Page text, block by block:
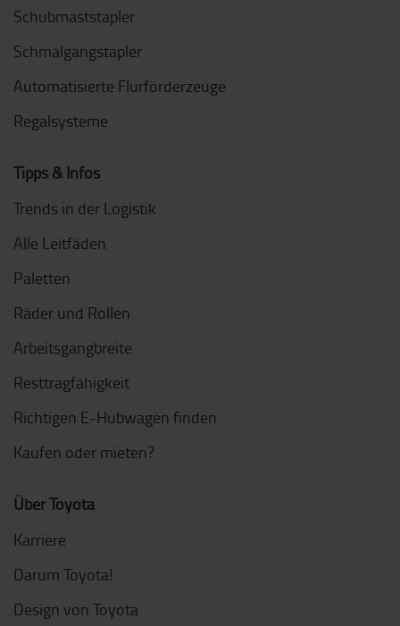
Schubmaststapler
Schmalgangstapler
Automatisierte Flurförderzeuge
Regalsysteme
Tipps & Infos
Trends in der Logistik
Alle Leitfäden
Paletten
Räder und Rollen
Arbeitsgangbreite
Resttragfähigkeit
Richtigen E-Hubwagen finden
Kaufen oder mieten?
Über Toyota
Karriere
Darum Toyota!
Design von Toyota